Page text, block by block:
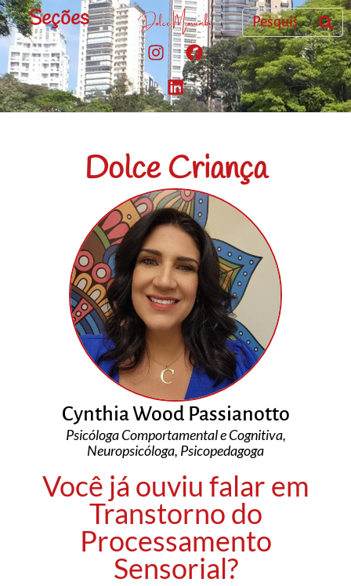
Seções
Dolce Criança
Cynthia Wood Passianotto
Psicóloga Comportamental e Cognitiva,
Neuropsicóloga, Psicopedagoga
Você já ouviu falar em
Transtorno do
Processamento
Sensorial?